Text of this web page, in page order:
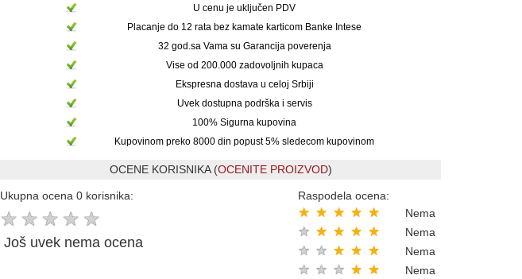
U cenu je uključen PDV
Placanje do 12 rata bez kamate karticom Banke Intese
32 god.sa Vama su Garancija poverenja
Vise od 200.000 zadovoljnih kupaca
Ekspresna dostava u celoj Srbiji
Uvek dostupna podrška i servis
100% Sigurna kupovina
Kupovinom preko 8000 din popust 5% sledecom kupovinom
OCENE KORISNIKA (OCENITE PROIZVOD)
Ukupna ocena 0 korisnika:
★ ★ ★ ★ ★
Još uvek nema ocena
Raspodela ocena:
★
★
★
★
★ Nema
★
★
★
★
★ Nema
★
★
★
★
★ Nema
★
★
★
★
★ Nema